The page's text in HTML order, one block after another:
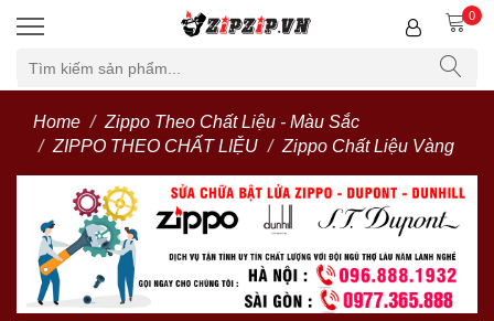
0
Home
Zippo Theo Chất Liệu - Màu Sắc
ZIPPO THEO CHẤT LIỆU
Zippo Chất Liệu Vàng